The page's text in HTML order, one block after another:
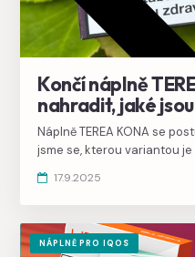
Končí náplně
nahradit, jaké
Náplně TEREA KONA se
jsme se, kterou variantou
17.9.2025
NÁPLNĚ PRO IQOS